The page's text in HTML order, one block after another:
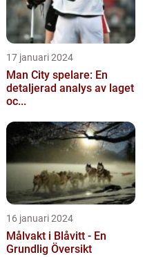
17 januari 2024
Man City spelare: En
detaljerad analys av laget
oc...
16 januari 2024
Målvakt i Blåvitt - En
Grundlig Översikt